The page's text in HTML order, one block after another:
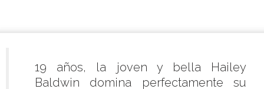
19 años, la joven y bella Hailey
Baldwin domina perfectamente su